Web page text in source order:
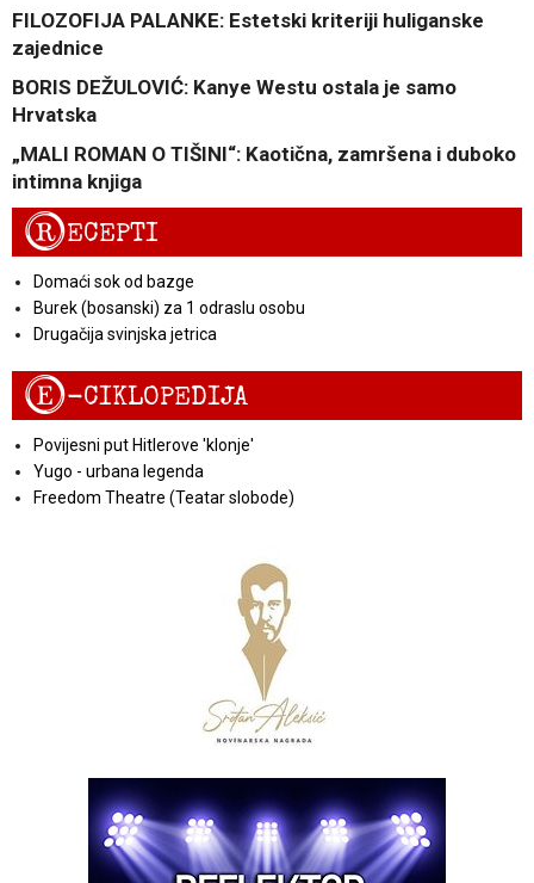
FILOZOFIJA PALANKE: Estetski kriteriji huliganske
zajednice
BORIS DEŽULOVIĆ: Kanye Westu ostala je samo
Hrvatska
„MALI ROMAN O TIŠINI“: Kaotična, zamršena i duboko
intimna knjiga
RECEPTI
Domaći sok od bazge
Burek (bosanski) za 1 odraslu osobu
Drugačija svinjska jetrica
E-CIKLOPEDIJA
Povijesni put Hitlerove 'klonje'
Yugo - urbana legenda
Freedom Theatre (Teatar slobode)